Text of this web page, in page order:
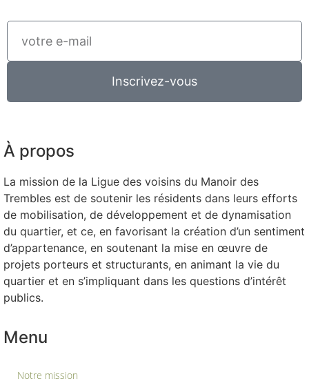
Inscrivez-vous
À propos
La mission de la Ligue des voisins du Manoir des
Trembles est de soutenir les résidents dans leurs efforts
de mobilisation, de développement et de dynamisation
du quartier, et ce, en favorisant la création d’un sentiment
d’appartenance, en soutenant la mise en œuvre de
projets porteurs et structurants, en animant la vie du
quartier et en s’impliquant dans les questions d’intérêt
publics.
Menu
Notre mission